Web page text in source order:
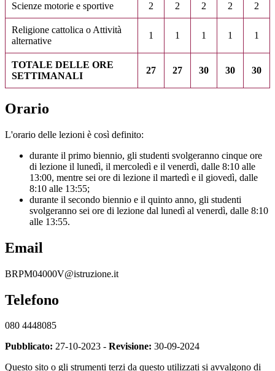
Scienze motorie e sportive 2 2 2 2 2
Religione cattolica o Attività
alternative
1 1 1 1 1
TOTALE DELLE ORE
SETTIMANALI
27 27 30 30 30
Orario
L'orario delle lezioni è così definito:
durante il primo biennio, gli studenti svolgeranno cinque ore
di lezione il lunedì, il mercoledì e il venerdì, dalle 8:10 alle
13:00, mentre sei ore di lezione il martedì e il giovedì, dalle
8:10 alle 13:55;
durante il secondo biennio e il quinto anno, gli studenti
svolgeranno sei ore di lezione dal lunedì al venerdì, dalle 8:10
alle 13:55.
Email
BRPM04000V@istruzione.it
Telefono
080 4448085
Pubblicato: 27-10-2023 - Revisione: 30-09-2024
Questo sito o gli strumenti terzi da questo utilizzati si avvalgono di